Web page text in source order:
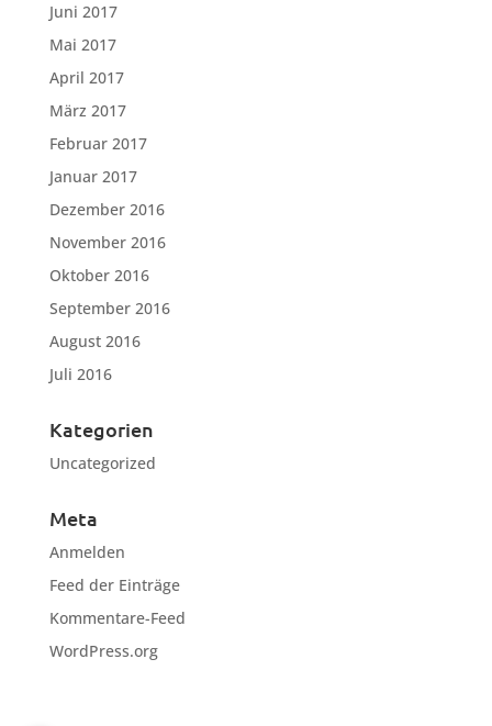
Juni 2017
Mai 2017
April 2017
März 2017
Februar 2017
Januar 2017
Dezember 2016
November 2016
Oktober 2016
September 2016
August 2016
Juli 2016
Kategorien
Uncategorized
Meta
Anmelden
Feed der Einträge
Kommentare-Feed
WordPress.org